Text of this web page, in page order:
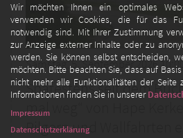
Wir möchten Ihnen ein optimales
verwenden wir Cookies, die für das
notwendig sind. Mit Ihrer Zustimmung
zur Anzeige externer Inhalte oder zu
werden. Sie können selbst entscheiden,
möchten. Bitte beachten Sie, dass auf
nicht mehr alle Funktionalitäten der Seite
Informationen finden Sie in unserer
Impressum
Datenschutzerklärung
Samstag, 5. September 2026
Spätestens seit dem
mal weg“ von Hape
Pilgern und Wallfahrten